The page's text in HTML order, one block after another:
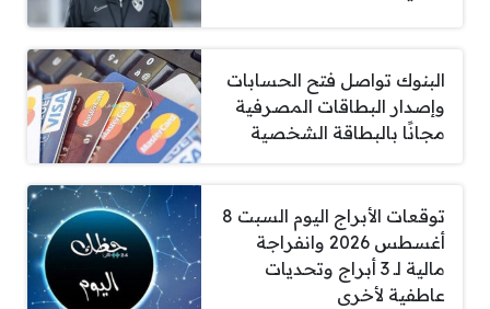
البنوك تواصل فتح الحسابات
وإصدار البطاقات المصرفية
مجانًا بالبطاقة الشخصية
توقعات الأبراج اليوم السبت 8
أغسطس 2026 وانفراجة
مالية لـ 3 أبراج وتحديات
عاطفية لأخرى